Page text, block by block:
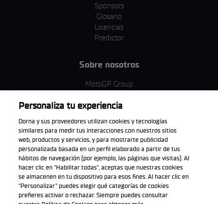
Sponsors
Glosario
Licencias
Predictor
Sobre nosotros
MotoGP Group
Términos y condiciones
Política de privacidad
Política de compra
Descarga la aplicación oficial
Personaliza tu experiencia
Dorna y sus proveedores utilizan cookies y tecnologías
similares para medir tus interacciones con nuestros sitios
web, productos y servicios, y para mostrarte publicidad
personalizada basada en un perfil elaborado a partir de tus
hábitos de navegación (por ejemplo, las páginas que visitas). Al
hacer clic en "Habilitar todas", aceptas que nuestras cookies
se almacenen en tu dispositivo para esos fines. Al hacer clic en
"Personalizar" puedes elegir qué categorías de cookies
prefieres activar o rechazar. Siempre puedes consultar